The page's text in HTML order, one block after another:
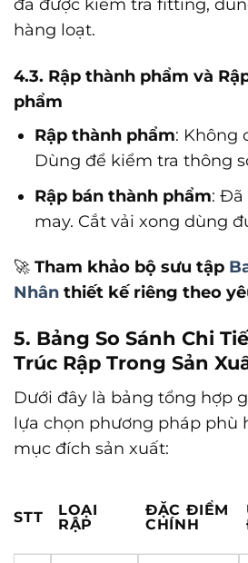
đã được kiểm tra fitting,
hàng loạt.
4.3. Rập thành phẩm và
phẩm
Rập thành phẩm: Không
Dùng để kiểm tra thông
Rập bán thành phẩm: Đã
may. Cắt vải xong dùng
🚀 Tham khảo bộ sưu tập
Nhân thiết kế riêng theo
5. Bảng So Sánh Chi
Trúc Rập Trong Sản
Dưới đây là bảng tổng hợp
lựa chọn phương pháp phù
mục đích sản xuất:
STT
LOẠI
RẬP
ĐẶC ĐIỂM
CHÍNH